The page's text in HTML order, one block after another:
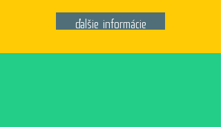
ďalšie informácie